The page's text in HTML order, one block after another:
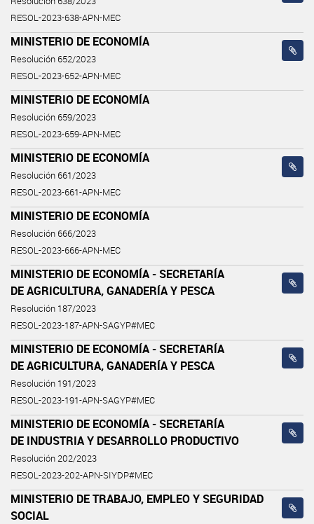
RESOL-2023-638-APN-MEC
MINISTERIO DE ECONOMÍA
Resolución 652/2023
RESOL-2023-652-APN-MEC
MINISTERIO DE ECONOMÍA
Resolución 659/2023
RESOL-2023-659-APN-MEC
MINISTERIO DE ECONOMÍA
Resolución 661/2023
RESOL-2023-661-APN-MEC
MINISTERIO DE ECONOMÍA
Resolución 666/2023
RESOL-2023-666-APN-MEC
MINISTERIO DE ECONOMÍA - SECRETARÍA
DE AGRICULTURA, GANADERÍA Y PESCA
Resolución 187/2023
RESOL-2023-187-APN-SAGYP#MEC
MINISTERIO DE ECONOMÍA - SECRETARÍA
DE AGRICULTURA, GANADERÍA Y PESCA
Resolución 191/2023
RESOL-2023-191-APN-SAGYP#MEC
MINISTERIO DE ECONOMÍA - SECRETARÍA
DE INDUSTRIA Y DESARROLLO PRODUCTIVO
Resolución 202/2023
RESOL-2023-202-APN-SIYDP#MEC
MINISTERIO DE TRABAJO, EMPLEO Y SEGURIDAD
SOCIAL